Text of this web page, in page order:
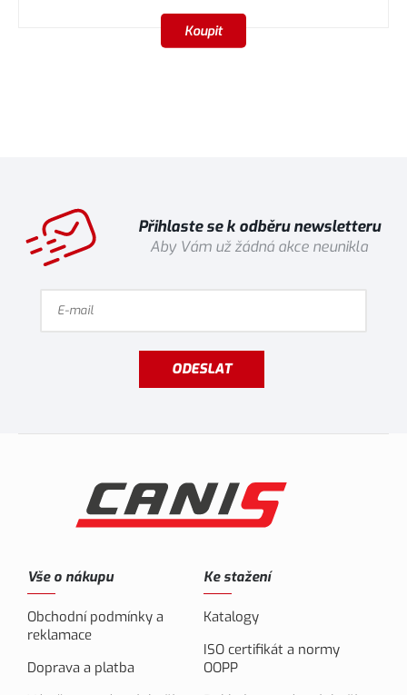
Koupit
Přihlaste se k odběru newsletteru
Aby Vám už žádná akce neunikla
ODESLAT
Vše o nákupu
Obchodní podmínky a
reklamace
Doprava a platba
Ke stažení
Katalogy
ISO certifikát a normy
OOPP